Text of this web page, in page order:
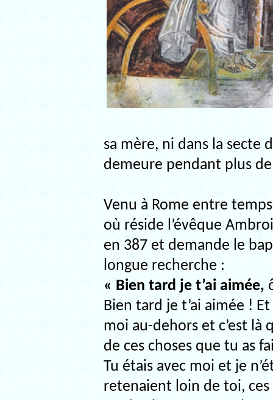
sa mère, ni dans la secte
demeure pendant plus
Venu à Rome entre
où réside l’évêque
en 387 et demande le
longue recherche :
« Bien tard je t’ai aimée,
Bien tard je t’ai aimée !
moi au-dehors et c’est là
de ces choses que tu as
Tu étais avec moi et je
retenaient loin de toi,